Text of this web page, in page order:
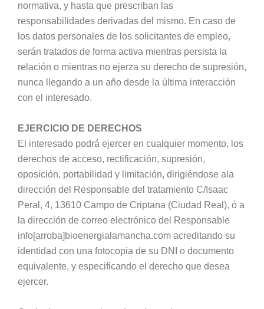
normativa, y hasta que prescriban las
responsabilidades derivadas del mismo. En caso de
los datos personales de los solicitantes de empleo,
serán tratados de forma activa mientras persista la
relación o mientras no ejerza su derecho de supresión,
nunca llegando a un año desde la última interacción
con el interesado.
EJERCICIO DE DERECHOS
El interesado podrá ejercer en cualquier momento, los
derechos de acceso, rectificación, supresión,
oposición, portabilidad y limitación, dirigiéndose ala
dirección del Responsable del tratamiento C/Isaac
Peral, 4, 13610 Campo de Criptana (Ciudad Real), ó a
la dirección de correo electrónico del Responsable
info[arroba]bioenergialamancha.com acreditando su
identidad con una fotocopia de su DNI o documento
equivalente, y especificando el derecho que desea
ejercer.